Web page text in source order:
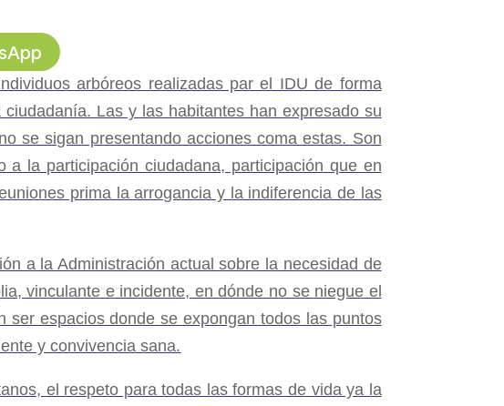
arbóreos realizadas par el IDU de forma
Las y las habitantes han expresado su
se sigan presentando acciones coma estas. Son
la participación ciudadana, participación que en
prima la arrogancia y la indiferencia de las
a la Administración actual sobre la necesidad de
vinculante e incidente, en dónde no se niegue el
espacios donde se expongan todos las puntos
y convivencia sana.
el respeto para todas las formas de vida ya la